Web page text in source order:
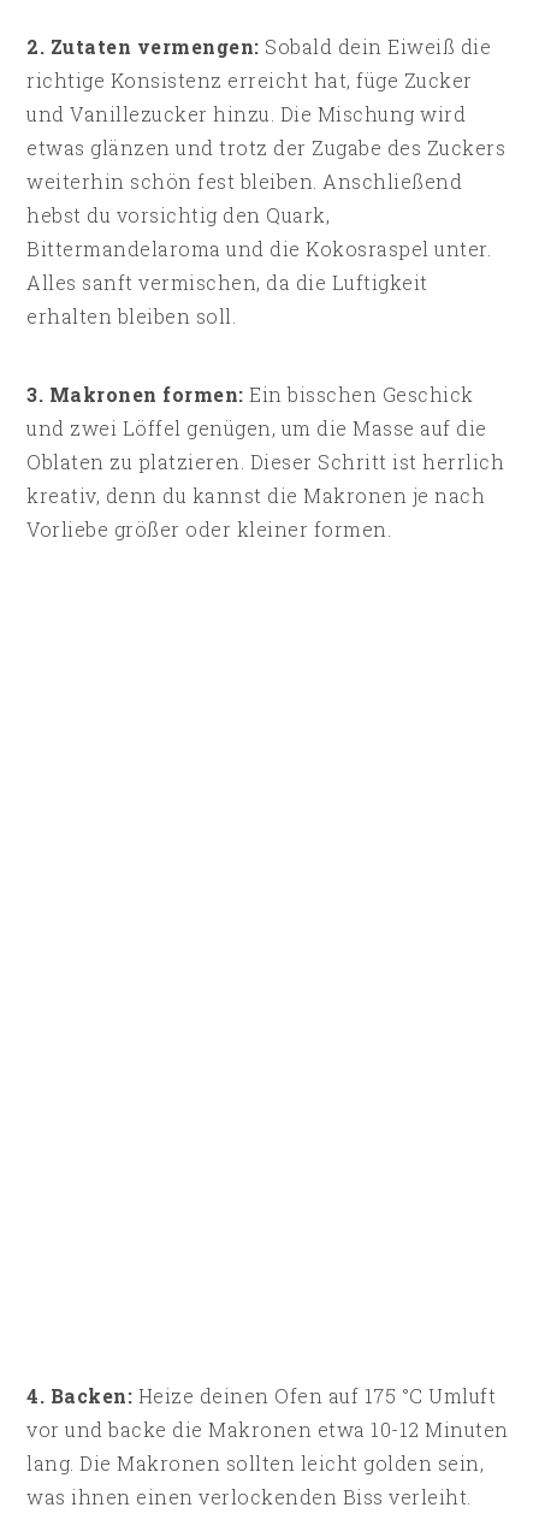
2. Zutaten vermengen: Sobald dein Eiweiß die
richtige Konsistenz erreicht hat, füge Zucker
und Vanillezucker hinzu. Die Mischung wird
etwas glänzen und trotz der Zugabe des Zuckers
weiterhin schön fest bleiben. Anschließend
hebst du vorsichtig den Quark,
Bittermandelaroma und die Kokosraspel unter.
Alles sanft vermischen, da die Luftigkeit
erhalten bleiben soll.
3. Makronen formen: Ein bisschen Geschick
und zwei Löffel genügen, um die Masse auf die
Oblaten zu platzieren. Dieser Schritt ist herrlich
kreativ, denn du kannst die Makronen je nach
Vorliebe größer oder kleiner formen.
4. Backen: Heize deinen Ofen auf 175 °C Umluft
vor und backe die Makronen etwa 10-12 Minuten
lang. Die Makronen sollten leicht golden sein,
was ihnen einen verlockenden Biss verleiht.